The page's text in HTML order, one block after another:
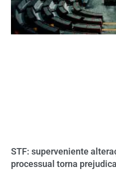
STF: superveniente
processual torna